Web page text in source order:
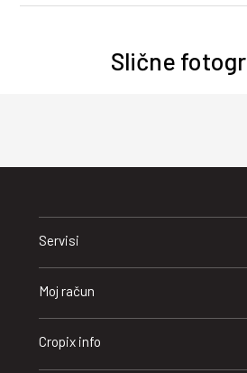
Slične
Servisi
Moj račun
Cropix info